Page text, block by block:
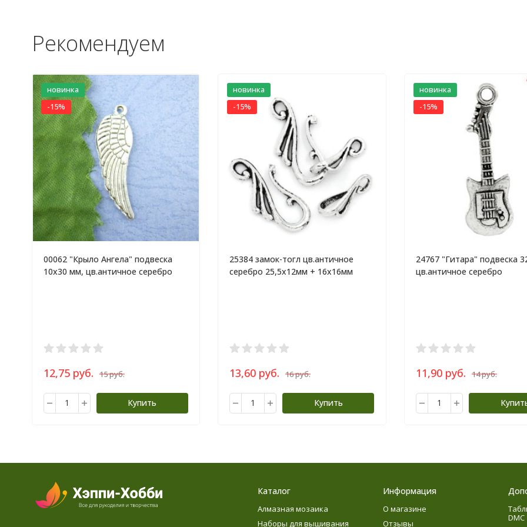
Рекомендуем
новинка
-15%
00062 "Крыло Ангела" подвеска
10х30 мм, цв.античное серебро
12,75 руб. 15 руб.
Купить
новинка
-15%
25384 замок-тогл цв.античное
серебро 25,5х12мм + 16х16мм
13,60 руб. 16 руб.
Купить
новинка
-15%
24767 "Гитара" подвеска
цв.античное серебро
11,90 руб. 14 руб.
Каталог
Алмазная мозаика
Наборы для вышивания
Информация
О магазине
Отзывы
DMC